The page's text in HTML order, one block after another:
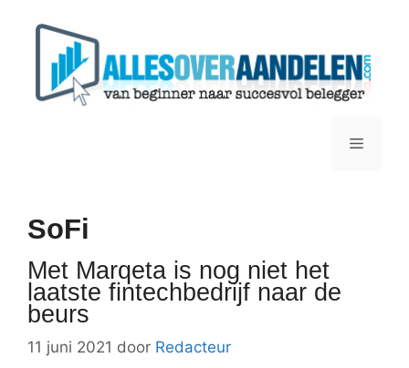
Menu
SoFi
Met Marqeta is nog niet het
laatste fintechbedrijf naar de
beurs
11 juni 2021 door Redacteur